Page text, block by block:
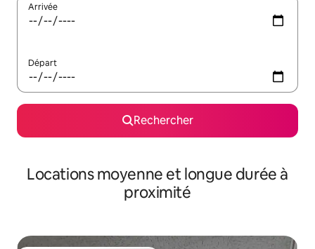
Arrivée
Départ
Rechercher
Locations moyenne et longue durée à
proximité